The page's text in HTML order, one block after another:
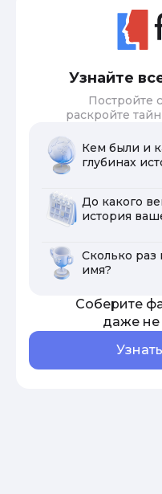
Узнайте
Постройте
раскройте
Кем были и
глубинах
До какого
история
Сколько раз
имя?
Соберите
даже не